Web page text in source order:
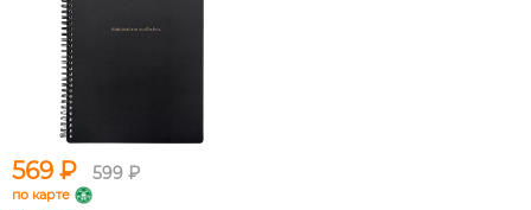
569 ₽ 599 ₽
по карте